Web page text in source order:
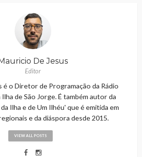
De Jesus
Editor
é o Diretor de Programação da Rádio
Ilha de São Jorge. É também autor da
Ilha e de Um Ilhéu' que é emitida em
e da diáspora desde 2015.
VIEW ALL POSTS